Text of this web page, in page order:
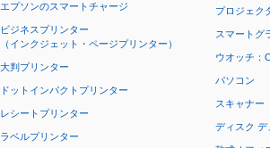
エプソンのスマートチャージ
ビジネスプリンター
（インクジェット・ページプリンター）
大判プリンター
ドットインパクトプリンター
レシートプリンター
ラベルプリンター
プロジェク
スマートグ
ウオッチ：
パソコン
スキャナー
ディスク デ